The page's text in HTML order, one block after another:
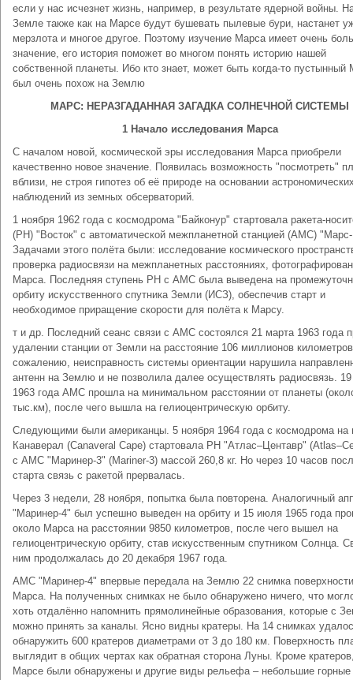
если у нас исчезнет жизнь, например, в результате ядерной войны.
Земле также как на Марсе будут бушевать пылевые бури, настанет
мерзлота и многое другое. Поэтому изучение Марса имеет очень
значение, его история поможет во многом понять историю нашей
собственной планеты. Ибо кто знает, может быть когда-то пустынный
был очень похож на Землю
МАРС: НЕРАЗГАДАННАЯ ЗАГАДКА СОЛНЕЧНОЙ СИСТЕМЫ
1 Начало исследования Марса
С началом новой, космической эры исследования Марса приобрели
качественно новое значение. Появилась возможность "посмотреть"
вблизи, не строя гипотез об её природе на основании
наблюдений из земных обсерваторий.
1 ноября 1962 года с космодрома "Байконур" стартовала ракета-
(РН) "Восток" с автоматической межпланетной станцией (АМС)
Задачами этого полёта были: исследование космического
проверка радиосвязи на межпланетных расстояниях,
Марса. Последняя ступень РН с АМС была выведена на
орбиту искусственного спутника Земли (ИСЗ), обеспечив старт и
необходимое приращение скорости для полёта к Марсу.
т и др. Последний сеанс связи с АМС состоялся 21 марта 1963 года
удалении станции от Земли на расстояние 106 миллионов
сожалению, неисправность системы ориентации нарушила
антенн на Землю и не позволила далее осуществлять радиосвязь.
1963 года АМС прошла на минимальном расстоянии от планеты
тыс.км), после чего вышла на гелиоцентрическую орбиту.
Следующими были американцы. 5 ноября 1964 года с космодрома на
Канаверал (Canaveral Cape) стартовала РН "Атлас–Центавр"
с АМС "Маринер-3" (Mariner-3) массой 260,8 кг. Но через 10 часов
старта связь с ракетой прервалась.
Через 3 недели, 28 ноября, попытка была повторена. Аналогичный
"Маринер-4" был успешно выведен на орбиту и 15 июля 1965 года
около Марса на расстоянии 9850 километров, после чего вышел на
гелиоцентрическую орбиту, став искусственным спутником Солнца.
ним продолжалась до 20 декабря 1967 года.
АМС "Маринер-4" впервые передала на Землю 22 снимка поверхности
Марса. На полученных снимках не было обнаружено ничего, что
хоть отдалённо напомнить прямолинейные образования, которые с
можно принять за каналы. Ясно видны кратеры. На 14 снимках
обнаружить 600 кратеров диаметрами от 3 до 180 км. Поверхность
выглядит в общих чертах как обратная сторона Луны. Кроме
Марсе были обнаружены и другие виды рельефа – небольшие горные